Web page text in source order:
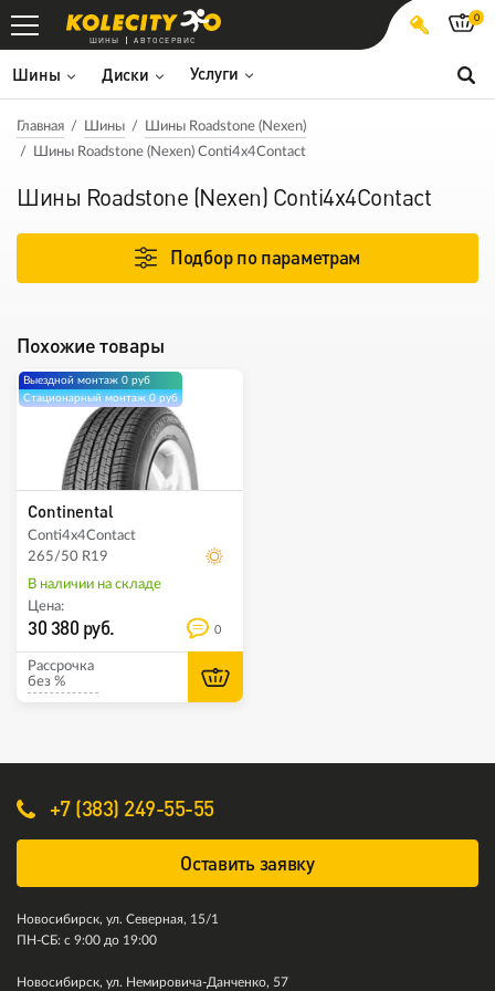
ШИНЫ АВТОСЕРВИС
Шины Диски Услуги
0
Главная Шины
Шины Roadstone (Nexen)
Шины Roadstone (Nexen) Conti4x4Contact
Шины Roadstone (Nexen) Conti4x4Contact
Подбор по параметрам
Похожие товары
Выездной монтаж 0 руб
Стационарный монтаж 0 руб
Continental
Conti4x4Contact
265/50 R19
В наличии на складе
Цена:
30 380 руб. 0
Рассрочка
без %
+7 (383) 249-55-55
Оставить заявку
Новосибирск, ул. Северная, 15/1
ПН-СБ: с 9:00 до 19:00
Новосибирск, ул. Немировича-Данченко, 57